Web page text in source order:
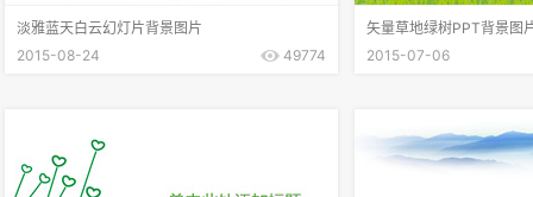
淡雅蓝天白云幻灯片背景图片
2015-08-24
49774
矢量草地绿树PPT背景图
2015-07-06